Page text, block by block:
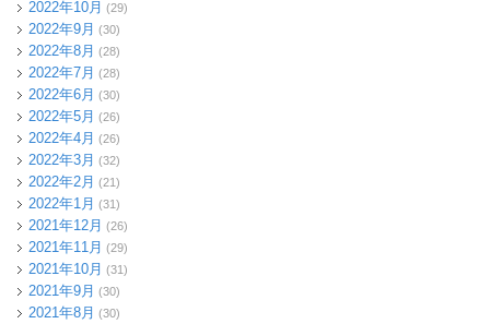
2022年10月 (29)
2022年9月 (30)
2022年8月 (28)
2022年7月 (28)
2022年6月 (30)
2022年5月 (26)
2022年4月 (26)
2022年3月 (32)
2022年2月 (21)
2022年1月 (31)
2021年12月 (26)
2021年11月 (29)
2021年10月 (31)
2021年9月 (30)
2021年8月 (30)